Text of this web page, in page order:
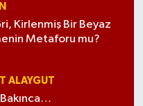
Kirlenmiş Bir Beyaz
Metaforu mu?
ALAYGUT